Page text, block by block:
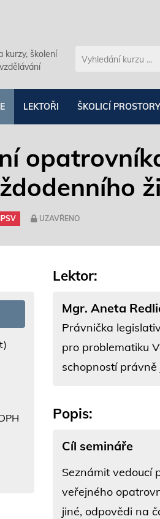
kurzy, školení
LEKTOŘI ŠKOLICÍ PROSTORY
UZAVŘENO
Lektor:
Mgr. Aneta
Právnička
pro problematiku
schopností
Popis:
Cíl semináře
Seznámit vedoucí
veřejného
jiné, odpovědi na